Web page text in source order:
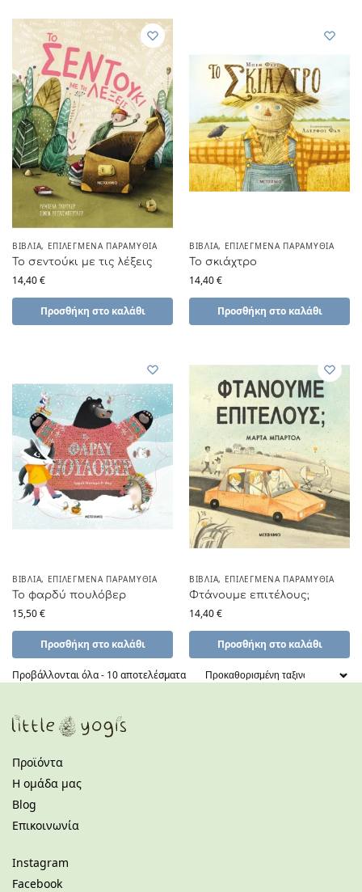
ΒΙΒΛΊΑ, ΕΠΙΛΕΓΜΈΝΑ ΠΑΡΑΜΎΘΙΑ
Το σεντούκι με τις λέξεις
14,40€
Προσθήκη στο καλάθι
ΒΙΒΛΊΑ, ΕΠΙΛΕΓΜΈΝΑ ΠΑΡΑΜΎΘΙΑ
Το σκιάχτρο
14,40€
Προσθήκη στο καλάθι
ΒΙΒΛΊΑ, ΕΠΙΛΕΓΜΈΝΑ ΠΑΡΑΜΎΘΙΑ
Το φαρδύ πουλόβερ
15,50€
Προσθήκη στο καλάθι
ΒΙΒΛΊΑ, ΕΠΙΛΕΓΜΈΝΑ ΠΑΡΑΜΎΘΙΑ
Φτάνουμε επιτέλους;
14,40€
Προσθήκη στο καλάθι
Προβάλλονται όλα - 10 αποτελέσματα
Προϊόντα
Η ομάδα μας
Blog
Επικοινωνία
Instagram
Facebook